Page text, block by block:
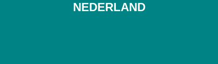
NEDERLAND